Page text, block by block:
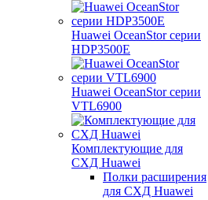
Huawei OceanStor серии
HDP3500E
Huawei OceanStor серии
VTL6900
Комплектующие для
СХД Huawei
Полки расширения
для СХД Huawei